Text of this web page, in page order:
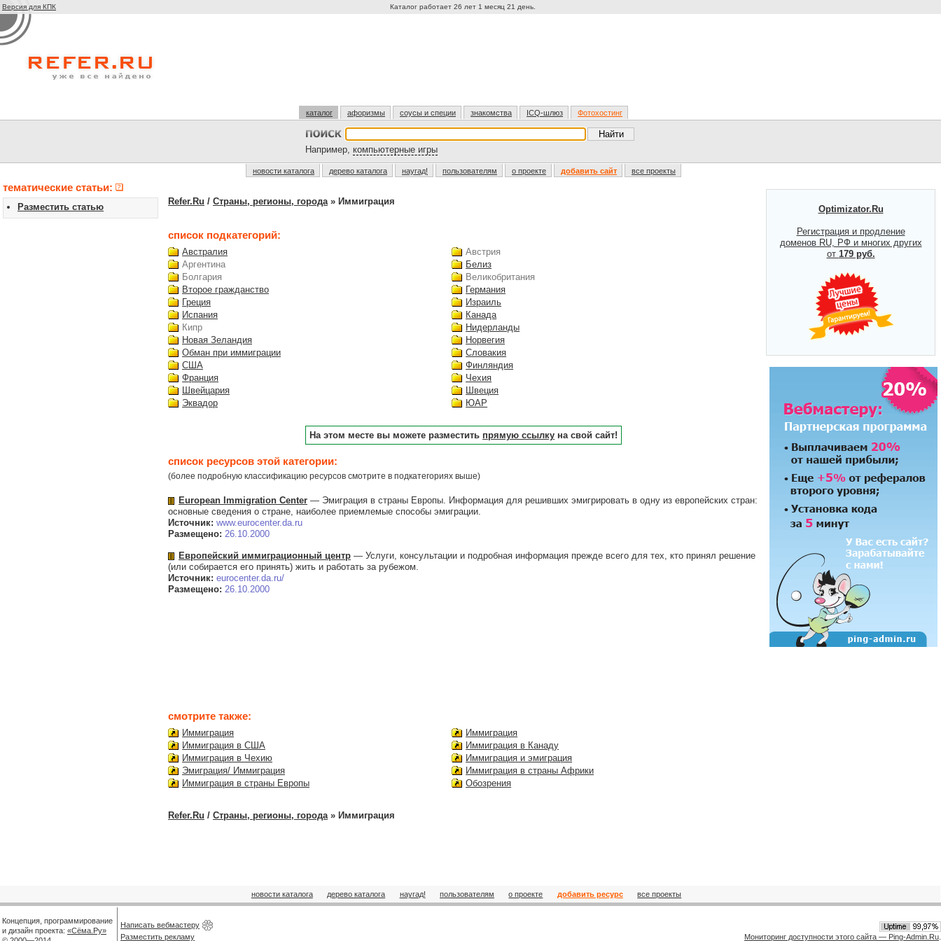
Версия для КПК Каталог работает 26 лет 1 месяц 21 день.
каталог афоризмы соусы и специи знакомства ICQ-шлюз Фотохостинг
Например, компьютерные игры
новости каталога дерево каталога наугад! пользователям о проекте добавить сайт все проекты
тематические статьи:
Разместить статью
Refer.Ru / Страны, регионы, города» Иммиграция
список подкатегорий:
Австралия
Аргентина
Болгария
Второе гражданство
Греция
Испания
Кипр
Новая Зеландия
Обман при иммиграции
США
Франция
Швейцария
Эквадор
Австрия
Белиз
Великобритания
Германия
Израиль
Канада
Нидерланды
Норвегия
Словакия
Финляндия
Чехия
Швеция
ЮАР
На этом месте вы можете разместить прямую ссылку на свой сайт!
список ресурсов этой категории:
(более подробную классификацию ресурсов смотрите в подкатегориях выше)
European Immigration Center — Эмиграция в страны Европы. Информация для решивших эмигрировать в одну из европейских стран:
основные сведения о стране, наиболее приемлемые способы эмиграции.
Источник: www.eurocenter.da.ru
Размещено: 26.10.2000
Европейский иммиграционный центр — Услуги, консультации и подробная информация прежде всего для тех, кто принял решение
(или собирается его принять) жить и работать за рубежом.
Источник: eurocenter.da.ru/
Размещено: 26.10.2000
смотрите также:
Иммиграция
Иммиграция в США
Иммиграция в Чехию
Эмиграция/ Иммиграция
Иммиграция в страны Европы
Иммиграция
Иммиграция в Канаду
Иммиграция и эмиграция
Иммиграция в страны Африки
Обозрения
Refer.Ru / Страны, регионы, города » Иммиграция
Optimizator.Ru
Регистрация и продление
доменов RU, РФ и многих других
от 179 руб.
новости каталога дерево каталога наугад! пользователям о проекте добавить ресурс все проекты
Концепция, программирование
и дизайн проекта: «Сёма.Ру»
Написать вебмастеру
Разместить рекламу
Мониторинг доступности этого сайта — Ping-Admin.Ru